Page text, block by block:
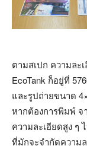
ตามสเปก ความละ
EcoTank ก็อยู่ที่
และรูปถ่ายขนาด
หากต้องการพิมพ์ จ
ความละเอียดสูง ๆ
ที่มักจะจำกัดความล